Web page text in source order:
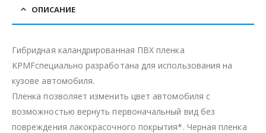
ОПИСАНИЕ
Гибридная каландрированная ПВХ пленка
KPMFспециально разработана для использования на
кузове автомобиля.
Пленка позволяет изменить цвет автомобиля с
возможностью вернуть первоначальный вид без
повреждения лакокрасочного покрытия*. Черная пленка